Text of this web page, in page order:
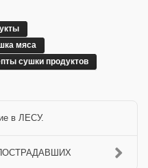
мяса
сушки продуктов
в ЛЕСУ.